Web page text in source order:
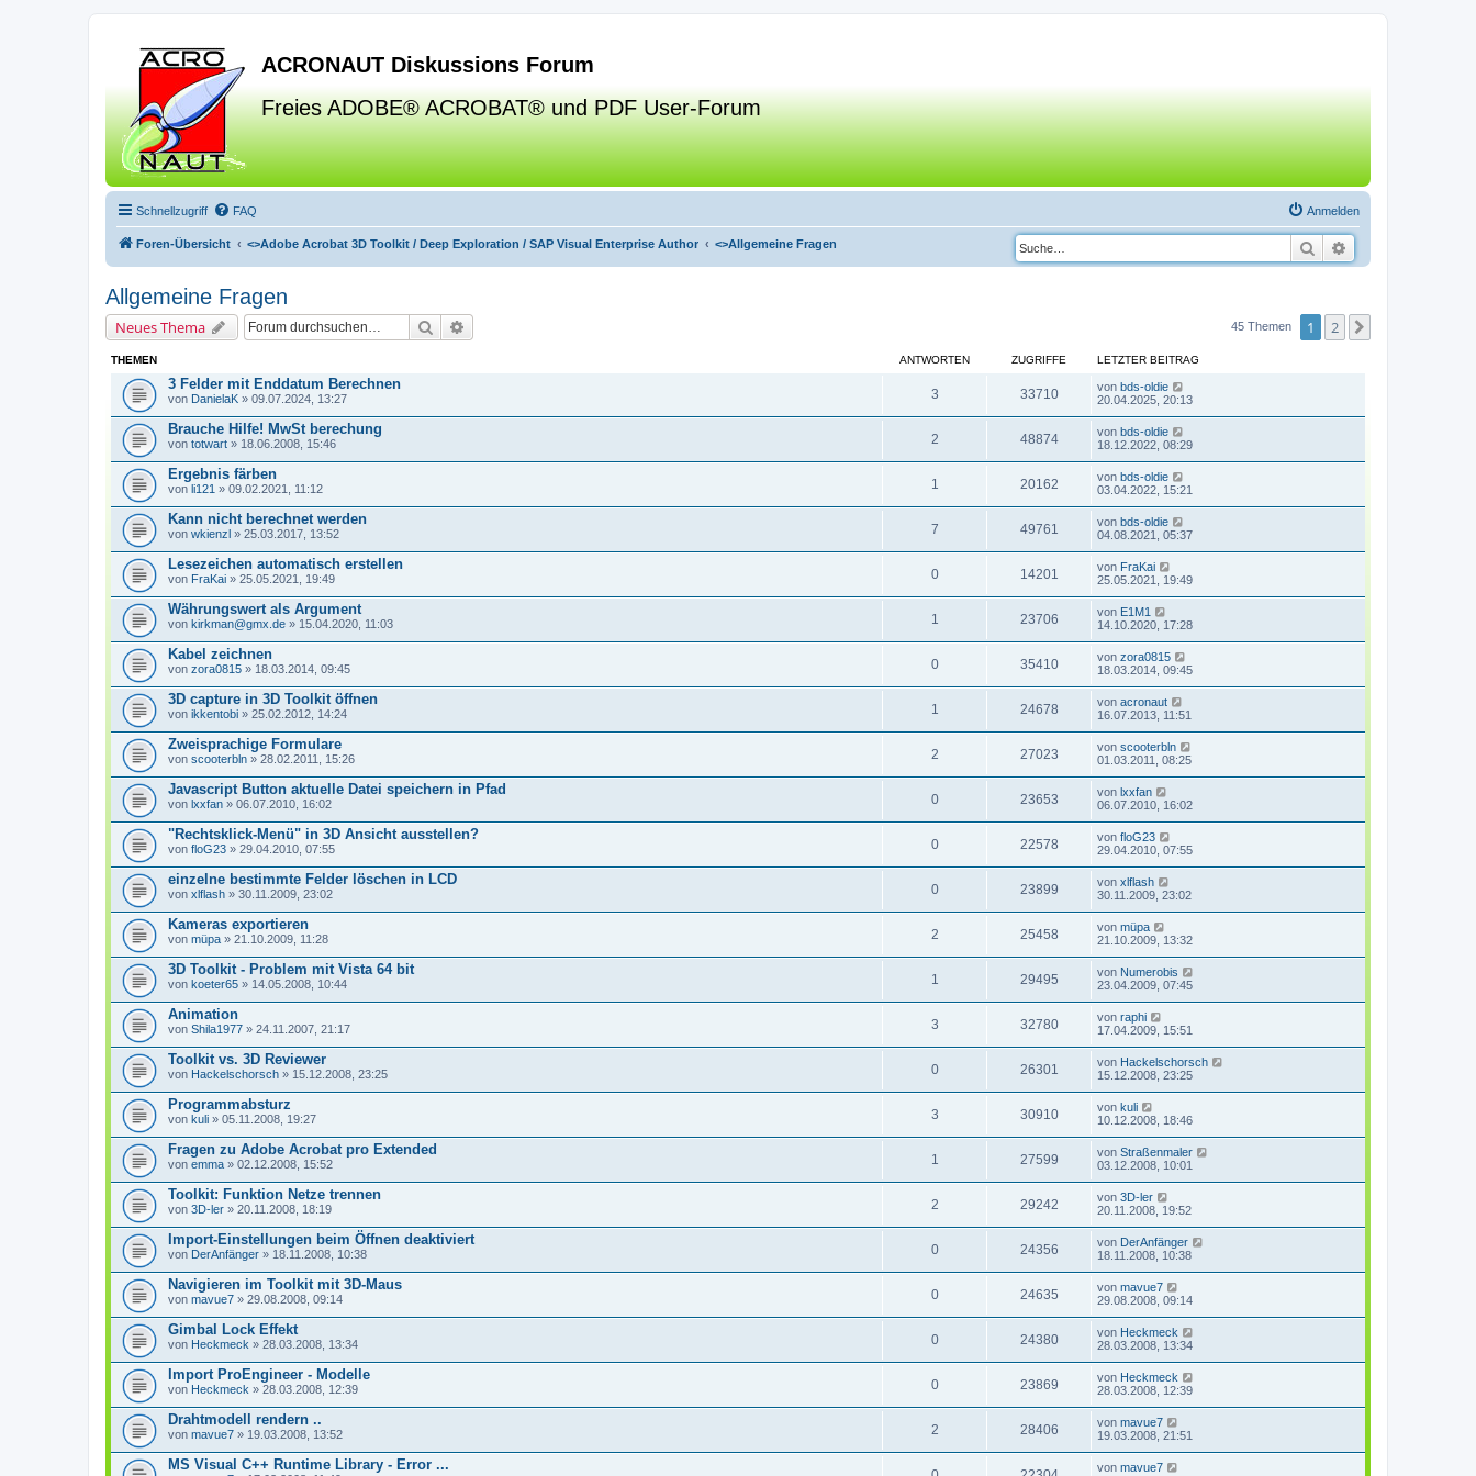
ACRONAUT Diskussions Forum
Freies ADOBE® ACROBAT® und PDF User-Forum
Schnellzugriff FAQ Anmelden
Foren-Übersicht <>Adobe Acrobat 3D Toolkit / Deep Exploration / SAP Visual Enterprise Author <>Allgemeine Fragen Suche
Allgemeine Fragen
Neues Thema Suche 45 Themen 1 2
THEMEN ANTWORTEN ZUGRIFFE LETZTER BEITRAG
3 Felder mit Enddatum Berechnen
von DanielaK » 09.07.2024, 13:27 3 33710 von bds-oldie
20.04.2025, 20:13
Brauche Hilfe! MwSt berechung
von totwart » 18.06.2008, 15:46 2 48874 von bds-oldie
18.12.2022, 08:29
Ergebnis färben
von li121 » 09.02.2021, 11:12 1 20162 von bds-oldie
03.04.2022, 15:21
Kann nicht berechnet werden
von wkienzl » 25.03.2017, 13:52 7 49761 von bds-oldie
04.08.2021, 05:37
Lesezeichen automatisch erstellen
von FraKai » 25.05.2021, 19:49 0 14201 von FraKai
25.05.2021, 19:49
Währungswert als Argument
von kirkman@gmx.de » 15.04.2020, 11:03 1 23706 von E1M1
14.10.2020, 17:28
Kabel zeichnen
von zora0815 » 18.03.2014, 09:45 0 35410 von zora0815
18.03.2014, 09:45
3D capture in 3D Toolkit öffnen
von ikkentobi » 25.02.2012, 14:24 1 24678 von acronaut
16.07.2013, 11:51
Zweisprachige Formulare
von scooterbln » 28.02.2011, 15:26 2 27023 von scooterbln
01.03.2011, 08:25
Javascript Button aktuelle Datei speichern in Pfad
von lxxfan » 06.07.2010, 16:02 0 23653 von lxxfan
06.07.2010, 16:02
"Rechtsklick-Menü" in 3D Ansicht ausstellen?
von floG23 » 29.04.2010, 07:55 0 22578 von floG23
29.04.2010, 07:55
einzelne bestimmte Felder löschen in LCD
von xlflash » 30.11.2009, 23:02 0 23899 von xlflash
30.11.2009, 23:02
Kameras exportieren
von müpa » 21.10.2009, 11:28 2 25458 von müpa
21.10.2009, 13:32
3D Toolkit - Problem mit Vista 64 bit
von koeter65 » 14.05.2008, 10:44 1 29495 von Numerobis
23.04.2009, 07:45
Animation
von Shila1977 » 24.11.2007, 21:17 3 32780 von raphi
17.04.2009, 15:51
Toolkit vs. 3D Reviewer
von Hackelschorsch » 15.12.2008, 23:25 0 26301 von Hackelschorsch
15.12.2008, 23:25
Programmabsturz
von kuli » 05.11.2008, 19:27 3 30910 von kuli
10.12.2008, 18:46
Fragen zu Adobe Acrobat pro Extended
von emma » 02.12.2008, 15:52 1 27599 von Straßenmaler
03.12.2008, 10:01
Toolkit: Funktion Netze trennen
von 3D-ler » 20.11.2008, 18:19 2 29242 von 3D-ler
20.11.2008, 19:52
Import-Einstellungen beim Öffnen deaktiviert
von DerAnfänger » 18.11.2008, 10:38 0 24356 von DerAnfänger
18.11.2008, 10:38
Navigieren im Toolkit mit 3D-Maus
von mavue7 » 29.08.2008, 09:14 0 24635 von mavue7
29.08.2008, 09:14
Gimbal Lock Effekt
von Heckmeck » 28.03.2008, 13:34 0 24380 von Heckmeck
28.03.2008, 13:34
Import ProEngineer - Modelle
von Heckmeck » 28.03.2008, 12:39 0 23869 von Heckmeck
28.03.2008, 12:39
Drahtmodell rendern ..
von mavue7 » 19.03.2008, 13:52 2 28406 von mavue7
19.03.2008, 21:51
MS Visual C++ Runtime Library - Error ... von mavue7